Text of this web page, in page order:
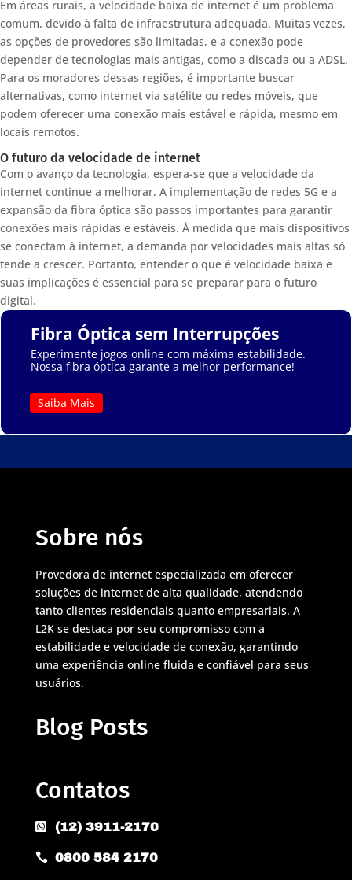
Em áreas rurais, a velocidade baixa de internet é um problema
comum, devido à falta de infraestrutura adequada. Muitas vezes,
as opções de provedores são limitadas, e a conexão pode
depender de tecnologias mais antigas, como a discada ou a ADSL.
Para os moradores dessas regiões, é importante buscar
alternativas, como internet via satélite ou redes móveis, que
podem oferecer uma conexão mais estável e rápida, mesmo em
locais remotos.
O futuro da velocidade de internet
Com o avanço da tecnologia, espera-se que a velocidade da
internet continue a melhorar. A implementação de redes 5G e a
expansão da fibra óptica são passos importantes para garantir
conexões mais rápidas e estáveis. À medida que mais dispositivos
se conectam à internet, a demanda por velocidades mais altas só
tende a crescer. Portanto, entender o que é velocidade baixa e
suas implicações é essencial para se preparar para o futuro
digital.
Fibra Óptica sem Interrupções
Experimente jogos online com máxima estabilidade.
Nossa fibra óptica garante a melhor performance!
Saiba Mais
Sobre nós
Provedora de internet especializada em oferecer
soluções de internet de alta qualidade, atendendo
tanto clientes residenciais quanto empresariais. A
L2K se destaca por seu compromisso com a
estabilidade e velocidade de conexão, garantindo
uma experiência online fluida e confiável para seus
usuários.
Blog Posts
Contatos
 (12) 3911-2170
 0800 584 2170